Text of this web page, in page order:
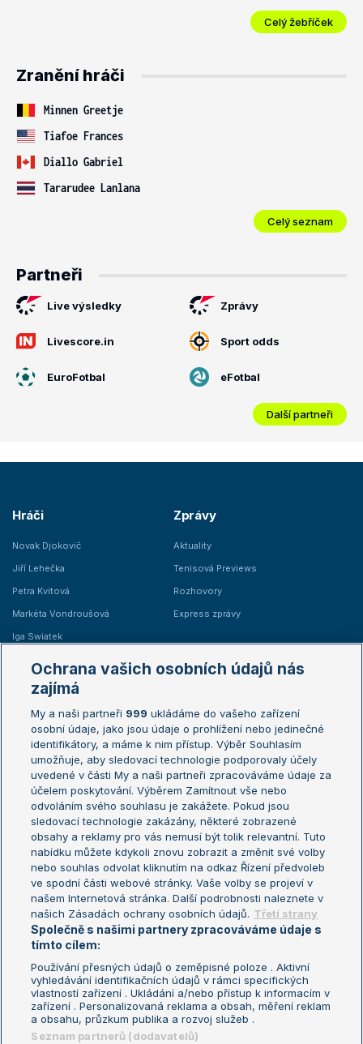
Celý žebříček
Zranění hráči
Minnen Greetje
Tiafoe Frances
Diallo Gabriel
Tararudee Lanlana
Celý seznam
Partneři
Live výsledky Zprávy
Livescore.in Sport odds
EuroFotbal eFotbal
Další partneři
Hráči
Novak Djokovič
Jiří Lehečka
Petra Kvitová
Markéta Vondroušová
Iga Swiatek
Zprávy
Aktuality
Tenisová Previews
Rozhovory
Express zprávy
Žebříčky
Žebříček ATP (muži)
Žebříček WTA (ženy)
Sázkařský žebříček
Australian Open
French Open
Wimbledon
US Open
Turnaj mistrů
Turnaj mistryň
Aktualní trendy
Fotbalové přestupy
Livesport Daily
LS Prague Open
Podmínky užití
Nastavení soukromí
GDPR a žurnalistika
Reklama
Kontakt
Informace o zpracování osobních
údajů
Ochrana vašich osobních údajů nás
zajímá
My a naši partneři 999 ukládáme do vašeho zařízení
osobní údaje, jako jsou údaje o prohlížení nebo jedinečné
identifikátory, a máme k nim přístup. Výběr Souhlasím
umožňuje, aby sledovací technologie podporovaly účely
uvedené v části My a naši partneři zpracováváme údaje za
účelem poskytování. Výběrem Zamítnout vše nebo
odvoláním svého souhlasu je zakážete. Pokud jsou
sledovací technologie zakázány, některé zobrazené
obsahy a reklamy pro vás nemusí být tolik relevantní. Tuto
nabídku můžete kdykoli znovu zobrazit a změnit své volby
nebo souhlas odvolat kliknutím na odkaz Řízení předvoleb
ve spodní části webové stránky. Vaše volby se projeví v
našem Internetová stránka. Další podrobnosti naleznete v
našich Zásadách ochrany osobních údajů. Třetí strany
Společně s našimi partnery zpracováváme údaje s
tímto cílem:
Používání přesných údajů o zeměpisné poloze . Aktivní
vyhledávání identifikačních údajů v rámci specifických
vlastností zařízení . Ukládání a/nebo přístup k informacím v
zařízení . Personalizovaná reklama a obsah, měření reklam
a obsahu, průzkum publika a rozvoj služeb .
Seznam partnerů (dodavatelů)